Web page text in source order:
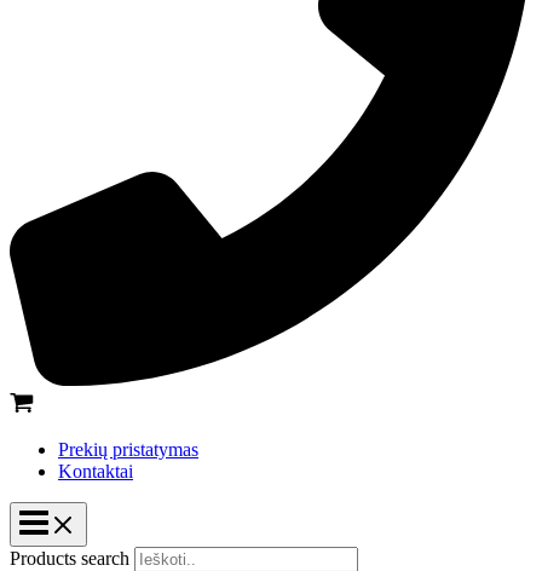
Prekių pristatymas
Kontaktai
Products search